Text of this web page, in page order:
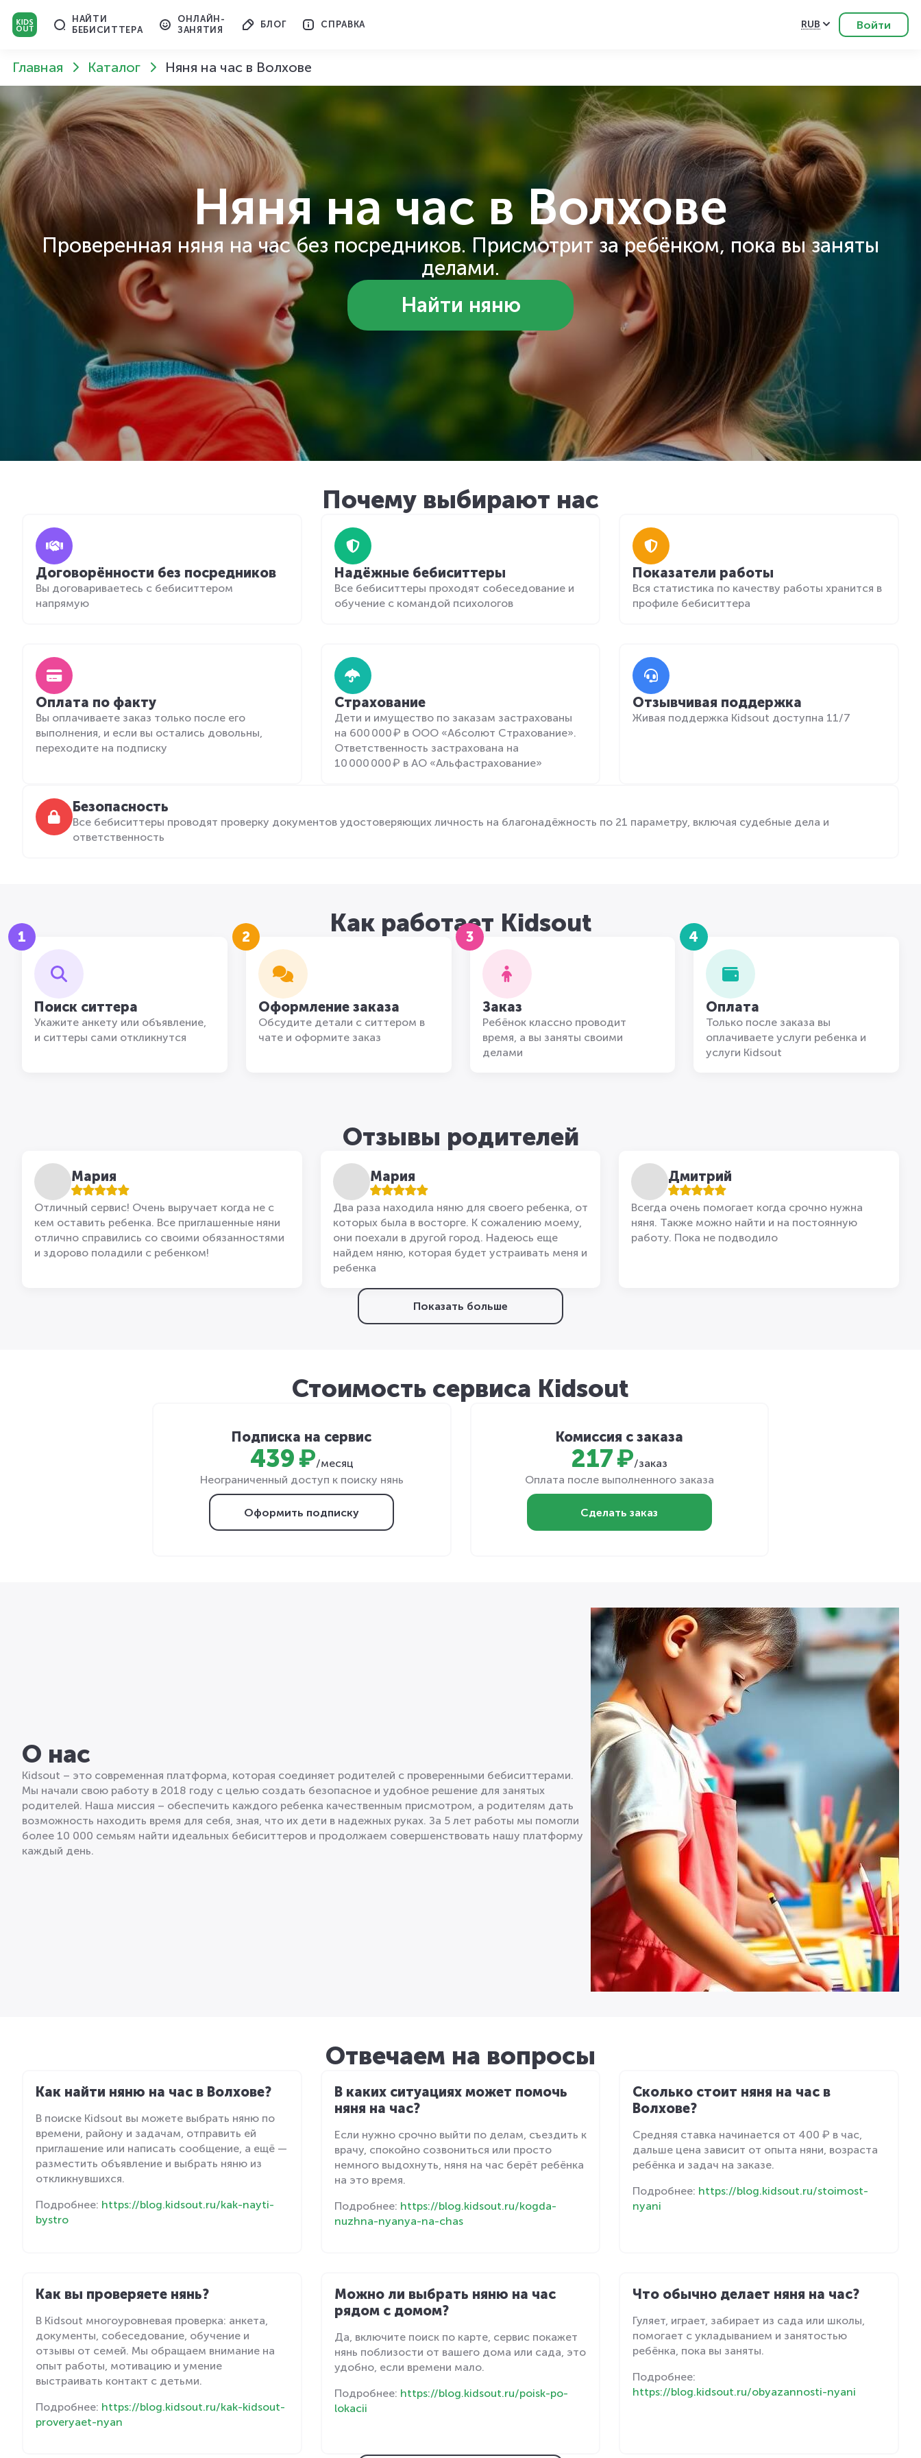
НАЙТИ
БЕБИСИТТЕРА
ОНЛАЙН-
ЗАНЯТИЯ
БЛОГ СПРАВКА RUB Войти
Главная Каталог Няня на час в Волхове
Няня на час в Волхове
Проверенная няня на час без посредников. Присмотрит за ребёнком, пока вы заняты
делами.
Найти няню
Почему выбирают нас
Договорённости без посредников
Вы договариваетесь с бебиситтером
напрямую
Надёжные бебиситтеры
Все бебиситтеры проходят собеседование и
обучение с командой психологов
Показатели работы
Вся статистика по качеству работы хранится в
профиле бебиситтера
Оплата по факту
Вы оплачиваете заказ только после его
выполнения, и если вы остались довольны,
переходите на подписку
Страхование
Дети и имущество по заказам застрахованы
на 600 000 ₽ в ООО «Абсолют Страхование».
Ответственность застрахована на
10 000 000 ₽ в АО «Альфастрахование»
Отзывчивая поддержка
Живая поддержка Kidsout доступна 11/7
Безопасность
Все бебиситтеры проводят проверку документов удостоверяющих личность на благонадёжность по 21 параметру, включая судебные дела и
ответственность
Как работает Kidsout
1
Поиск ситтера
Укажите анкету или объявление,
и ситтеры сами откликнутся
2
Оформление заказа
Обсудите детали с ситтером в
чате и оформите заказ
3
Заказ
Ребёнок классно проводит
время, а вы заняты своими
делами
4
Оплата
Только после заказа вы
оплачиваете услуги ребенка и
услуги Kidsout
Отзывы родителей
Мария
Отличный сервис! Очень выручает когда не с
кем оставить ребенка. Все приглашенные няни
отлично справились со своими обязанностями
и здорово поладили с ребенком!
Мария
Два раза находила няню для своего ребенка, от
которых была в восторге. К сожалению моему,
они поехали в другой город. Надеюсь еще
найдем няню, которая будет устраивать меня и
ребенка
Дмитрий
Всегда очень помогает когда срочно нужна
няня. Также можно найти и на постоянную
работу. Пока не подводило
Показать больше
Стоимость сервиса Kidsout
Подписка на сервис
439 ₽/месяц
Неограниченный доступ к поиску нянь
Оформить подписку
Комиссия с заказа
217 ₽/заказ
Оплата после выполненного заказа
Сделать заказ
О нас
Kidsout – это современная платформа, которая соединяет родителей с проверенными бебиситтерами.
Мы начали свою работу в 2018 году с целью создать безопасное и удобное решение для занятых
родителей. Наша миссия – обеспечить каждого ребенка качественным присмотром, а родителям дать
возможность находить время для себя, зная, что их дети в надежных руках. За 5 лет работы мы помогли
более 10 000 семьям найти идеальных бебиситтеров и продолжаем совершенствовать нашу платформу
каждый день.
Отвечаем на вопросы
Как найти няню на час в Волхове?
В поиске Kidsout вы можете выбрать няню по
времени, району и задачам, отправить ей
приглашение или написать сообщение, а ещё —
разместить объявление и выбрать няню из
откликнувшихся.
Подробнее: https://blog.kidsout.ru/kak-nayti-
bystro
В каких ситуациях может помочь
няня на час?
Если нужно срочно выйти по делам, съездить к
врачу, спокойно созвониться или просто
немного выдохнуть, няня на час берёт ребёнка
на это время.
Подробнее: https://blog.kidsout.ru/kogda-
nuzhna-nyanya-na-chas
Сколько стоит няня на час в
Волхове?
Средняя ставка начинается от 400 ₽ в час,
дальше цена зависит от опыта няни, возраста
ребёнка и задач на заказе.
Подробнее: https://blog.kidsout.ru/stoimost-
nyani
Как вы проверяете нянь?
В Kidsout многоуровневая проверка: анкета,
документы, собеседование, обучение и
отзывы от семей. Мы обращаем внимание на
опыт работы, мотивацию и умение
выстраивать контакт с детьми.
Подробнее: https://blog.kidsout.ru/kak-kidsout-
proveryaet-nyan
Можно ли выбрать няню на час
рядом с домом?
Да, включите поиск по карте, сервис покажет
нянь поблизости от вашего дома или сада, это
удобно, если времени мало.
Подробнее: https://blog.kidsout.ru/poisk-po-
lokacii
Что обычно делает няня на час?
Гуляет, играет, забирает из сада или школы,
помогает с укладыванием и занятостью
ребёнка, пока вы заняты.
Подробнее:
https://blog.kidsout.ru/obyazannosti-nyani